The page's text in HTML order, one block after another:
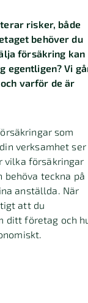
risker, både
behöver du
försäkring kan
egentligen? Vi
varför de är
som
verksamhet ser
vilka försäkringar
behöva teckna på
anställda. När
att du
ditt företag och